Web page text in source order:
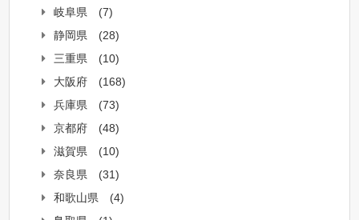
岐阜県
(7)
静岡県
(28)
三重県
(10)
大阪府
(168)
兵庫県
(73)
京都府
(48)
滋賀県
(10)
奈良県
(31)
和歌山県
(4)